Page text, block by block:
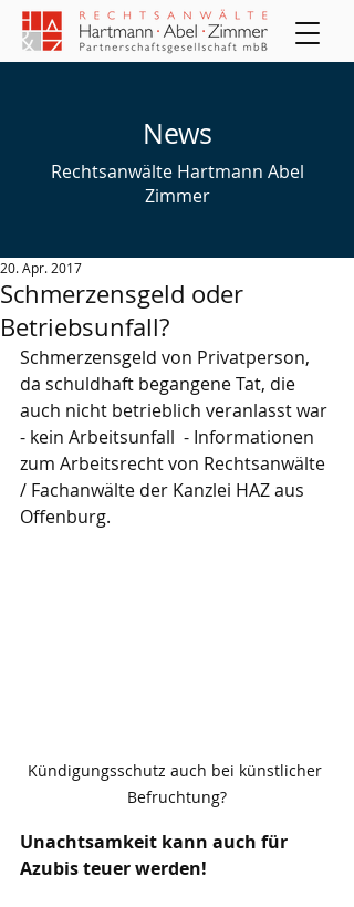
News
Rechtsanwälte Hartmann Abel
Zimmer
Schmerzensgeld oder
Betriebsunfall?
20. Apr. 2017
Schmerzensgeld von Privatperson,
da schuldhaft begangene Tat, die
auch nicht betrieblich veranlasst war
- kein Arbeitsunfall  - Informationen
zum Arbeitsrecht von Rechtsanwälte
/ Fachanwälte der Kanzlei HAZ aus
Offenburg.
Kündigungsschutz auch bei künstlicher
Befruchtung?
Unachtsamkeit kann auch für
Azubis teuer werden!